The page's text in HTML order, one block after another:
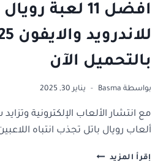
افضل 11 لعبة
بالتحميل الآن
بواسطة Basma يناير 30, 2025
مع انتشار الألعاب الإلكترونية
ألعاب رويال باتل تجذب انتباه
إقرأ المزيد افضل